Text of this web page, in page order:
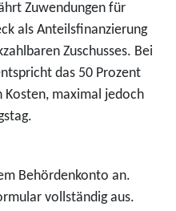
Zuwendungen für
als Anteilsfinanzierung
Zuschusses. Bei
das 50 Prozent
Kosten, maximal jedoch
Behördenkonto an.
vollständig aus.